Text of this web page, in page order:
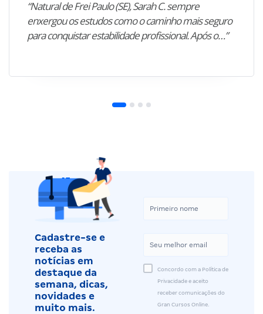
“Natural de Frei Paulo (SE), Sarah C. sempre
enxergou os estudos como o caminho mais seguro
para conquistar estabilidade profissional. Após o…”
Cadastre-se e
receba as
notícias em
destaque da
semana, dicas,
novidades e
muito mais.
Concordo com a Política de
Privacidade e aceito
receber comunicações do
Gran Cursos Online.